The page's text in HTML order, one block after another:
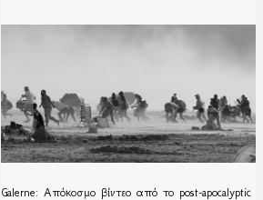
Galerne: Απόκοσμο βίντεο από το post-apocalyptic